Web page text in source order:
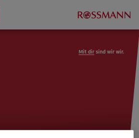
Mit dir sind wir wir.